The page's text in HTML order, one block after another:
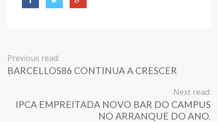
Previous read:
BARCELLOS86 CONTINUA A CRESCER
Next read:
IPCA EMPREITADA NOVO BAR DO CAMPUS
NO ARRANQUE DO ANO.